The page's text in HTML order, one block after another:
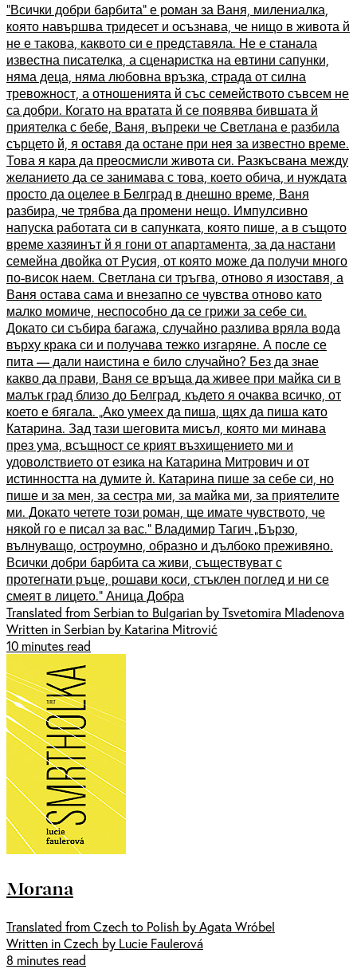
"Всички добри барбита" е роман за Ваня, милениалка,
която навършва тридесет и осъзнава, че нищо в живота й
не е такова, каквото си е представяла. Не е станала
известна писателка, а сценаристка на евтини сапунки,
няма деца, няма любовна връзка, страда от силна
тревожност, а отношенията й със семейството съвсем не
са добри. Когато на вратата й се появява бившата й
приятелка с бебе, Ваня, въпреки че Светлана е разбила
сърцето й, я оставя да остане при нея за известно време.
Това я кара да преосмисли живота си. Разкъсвана между
желанието да се занимава с това, което обича, и нуждата
просто да оцелее в Белград в днешно време, Ваня
разбира, че трябва да промени нещо. Импулсивно
напуска работата си в сапунката, която пише, а в същото
време хазяинът й я гони от апартамента, за да настани
семейна двойка от Русия, от която може да получи много
по-висок наем. Светлана си тръгва, отново я изоставя, а
Ваня остава сама и внезапно се чувства отново като
малко момиче, неспособно да се грижи за себе си.
Докато си събира багажа, случайно разлива вряла вода
върху крака си и получава тежко изгаряне. А после се
пита — дали наистина е било случайно? Без да знае
какво да прави, Ваня се връща да живее при майка си в
малък град близо до Белград, където я очаква всичко, от
което е бягала. „Ако умеех да пиша, щях да пиша като
Катарина. Зад тази шеговита мисъл, която ми минава
през ума, всъщност се крият възхищението ми и
удоволствието от езика на Катарина Митрович и от
истинността на думите ѝ. Катарина пише за себе си, но
пише и за мен, за сестра ми, за майка ми, за приятелите
ми. Докато четете този роман, ще имате чувството, че
някой го е писал за вас.“ Владимир Тагич „Бързо,
вълнуващо, остроумно, образно и дълбоко преживяно.
Всички добри барбита са живи, съществуват с
протегнати ръце, рошави коси, стъклен поглед и ни се
смеят в лицето.“ Аница Добра
Translated from Serbian to Bulgarian by Tsvetomira Mladenova
Written in Serbian by Katarina Mitrović
10 minutes read
Morana
Translated from Czech to Polish by Agata Wróbel
Written in Czech by Lucie Faulerová
8 minutes read